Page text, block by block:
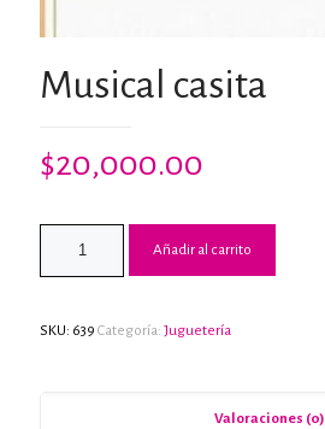
Musical casita
$20,000.00
Añadir al carrito
SKU: 639 Categoría: Juguetería
Valoraciones (0)